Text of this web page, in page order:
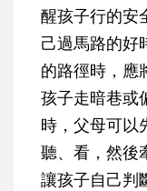
醒孩子行的安
己過馬路的好
的路徑時，應
孩子走暗巷或
時，父母可以
聽、看，然後
讓孩子自己判